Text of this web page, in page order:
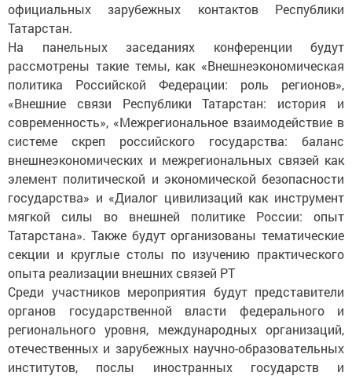
официальных зарубежных контактов Республики
Татарстан.
На панельных заседаниях конференции будут
рассмотрены такие темы, как «Внешнеэкономическая
политика Российской Федерации: роль регионов»,
«Внешние связи Республики Татарстан: история и
современность», «Межрегиональное взаимодействие в
системе скреп российского государства: баланс
внешнеэкономических и межрегиональных связей как
элемент политической и экономической безопасности
государства» и «Диалог цивилизаций как инструмент
мягкой силы во внешней политике России: опыт
Татарстана». Также будут организованы тематические
секции и круглые столы по изучению практического
опыта реализации внешних связей РТ
Среди участников мероприятия будут представители
органов государственной власти федерального и
регионального уровня, международных организаций,
отечественных и зарубежных научно-образовательных
институтов, послы иностранных государств и